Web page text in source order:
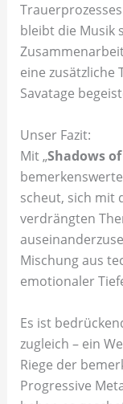
bleibt die Musik
eine zusätzliche
Savatage
Unser Fazit:
Mit „Shadows
scheut, sich mit
verdrängten
Mischung aus
emotionaler
Es ist
zugleich – ein
Riege der
Progressive